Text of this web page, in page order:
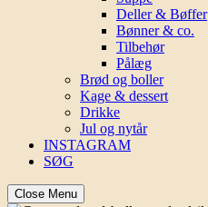
Deller & Bøffer
Bønner & co.
Tilbehør
Pålæg
Brød og boller
Kage & dessert
Drikke
Jul og nytår
INSTAGRAM
SØG
Close Menu